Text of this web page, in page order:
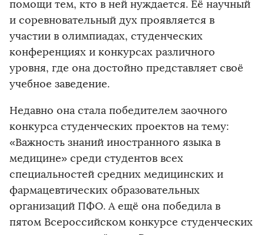
помощи тем, кто в ней нуждается. Её научный
и соревновательный дух проявляется в
участии в олимпиадах, студенческих
конференциях и конкурсах различного
уровня, где она достойно представляет своё
учебное заведение.
Недавно она стала победителем заочного
конкурса студенческих проектов на тему:
«Важность знаний иностранного языка в
медицине» среди студентов всех
специальностей средних медицинских и
фармацевтических образовательных
организаций ПФО. А ещё она победила в
пятом Всероссийском конкурсе студенческих